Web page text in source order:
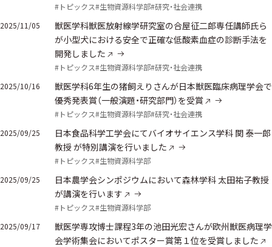
#トピックス#生物資源科学部#研究・社会連携
2025/11/05
獣医学科獣医放射線学研究室の合屋征二郎専任講師氏ら
が小型犬における安全で正確な低酸素血症の診断手法を
開発しました
#トピックス#生物資源科学部#研究・社会連携
2025/10/16
獣医学科6年生の猪飼えりさんが日本獣医臨床病理学会で
優秀発表賞（一般演題・研究部門）を受賞
#トピックス#生物資源科学部#研究・社会連携
2025/09/25
日本食品科学工学会にてバイオサイエンス学科 関 泰一郎
教授 が特別講演を行いました
#トピックス#生物資源科学部
2025/09/25
日本農学会シンポジウムにおいて森林学科 太田祐子教授
が講演を行います
#トピックス#生物資源科学部
2025/09/17
獣医学専攻博士課程3年の池田光宏さんが欧州獣医病理学
会学術集会においてポスター賞第１位を受賞しました